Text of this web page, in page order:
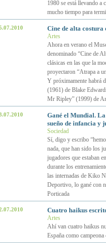
1980 se está llevando a
mucho tiempo para
Cine de alta
Artes
Ahora en verano el
denominado “Cine de
clásicas en las que la
proyectaron “Atrapa a
Y próximamente habrá
(1961) de Blake
Mr Ripley” (1999) de
Gané el Mundial.
sueño de infancia y
Sociedad
Sí, digo y escribo
nada, que han sido los
jugadores que estaban
durante los
las internadas de Kiko
Deportivo, lo gané con
Porticada
Cuatro haikus
Artes
Ahí van cuatro haikus
España como